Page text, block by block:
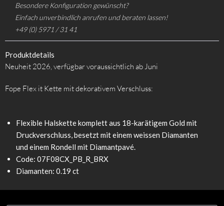
Besondere Konfiguration gewünscht?
Einfach unverbindlich anrufen und beraten lassen!
+49 (0) 5971 / 31 41
Produktdetails
Neuheit 2026, verfügbar voraussichtlich ab Juni
Fope Flex it Kette mit dekorativem Verschluss:
Flexible Halskette komplett aus 18-karätigem Gold mit
Druckverschluss, besetzt mit einem weissen Diamanten
und einem Rondell mit Diamantpavé.
Code: 07F08CX_PB_R_BRX
Diamanten: 0.19 ct